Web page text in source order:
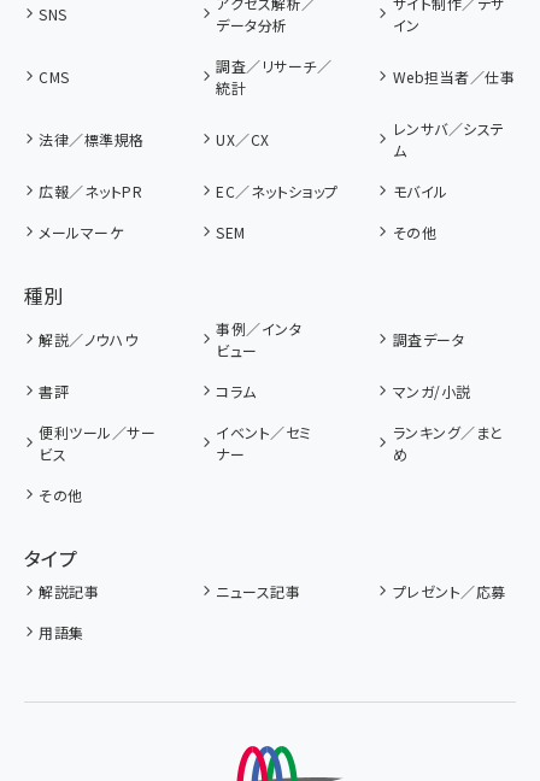
SNS
データ分析
イン
CMS
調査／リサーチ／
統計
Web担当者／仕事
法律／標準規格 UX／CX
レンサバ／システ
ム
広報／ネットPR
EC／ネットショップ
モバイル
メールマーケ
SEM その他
種別
解説／ノウハウ
事例／インタ
ビュー
調査データ
書評 コラム
マンガ/小説
便利ツール／サー
ビス
イベント／セミ
ナー
ランキング／まと
め
その他
タイプ
解説記事 ニュース記事
プレゼント／応募
用語集